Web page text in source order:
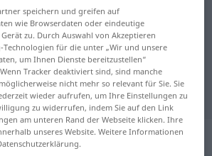
Wörterbuch zerrütten
Übersetzung für
Übersetzung
: transitives Verb
speichern und greifen auf
wie Browserdaten oder eindeutige
zu. Durch Auswahl von Akzeptieren
Technologien für die unter „Wir und unsere
um Ihnen Dienste bereitzustellen“
Tracker deaktiviert sind, sind manche
nicht mehr so relevant für Sie. Sie
wieder aufrufen, um Ihre Einstellungen zu
zu widerrufen, indem Sie auf den Link
am unteren Rand der Webseite klicken. Ihre
unseres Website. Weitere Informationen